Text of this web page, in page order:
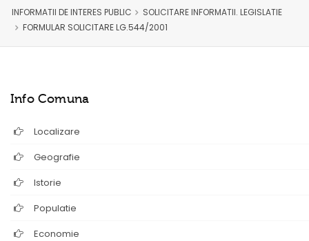
INFORMATII DE INTERES PUBLIC
SOLICITARE INFORMATII. LEGISLATIE
FORMULAR SOLICITARE LG.544/2001
Info Comuna
Localizare
Geografie
Istorie
Populatie
Economie